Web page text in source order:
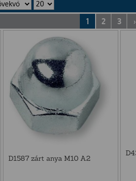
1 2 3 ›
D1587 zárt anya M10 A2